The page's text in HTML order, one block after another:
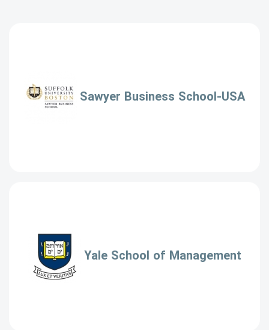
Sawyer Business School-USA
Yale School of Management